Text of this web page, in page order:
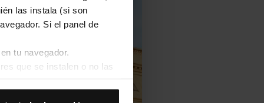
las instala (si son
Si el panel de
tu navegador.
que se instalen o no las